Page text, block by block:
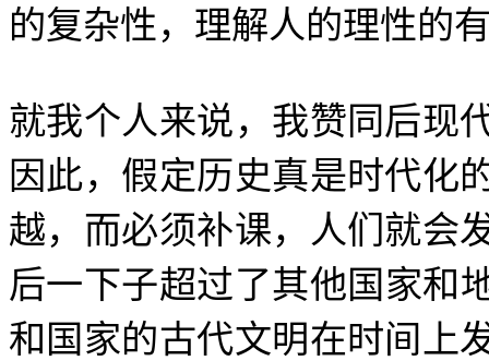
的复杂性，理解人的理性的
就我个人来说，我赞同后现
因此，假定历史真是时代化
越，而必须补课，人们就会
后一下子超过了其他国家和
和国家的古代文明在时间上